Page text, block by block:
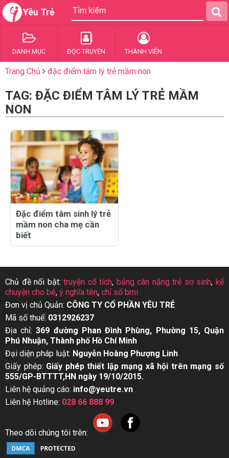
Yêu Trẻ
DANH MỤC ĐỌC TRUYỆN THÀNH VIÊN
Trang Chủ đặc điểm tâm lý trẻ mầm non
TAG: ĐẶC ĐIỂM TÂM LÝ TRẺ MẦM
NON
Đặc điểm tâm sinh lý trẻ
mầm non cha mẹ cần
biết
Chủ đề nổi bật:truyện cổ tích, bảng cân nặng trẻ sơ sinh,kể
chuyện cho bé, ý nghĩa tên, chỉ số bmi
Đơn vị chủ Quản: CÔNG TY CỔ PHẦN YÊU TRẺ
Mã số thuế: 0312926237
Địa chỉ:369 đường Phan Đình Phùng, Phường 15, Quận
Phú Nhuận, Thành phố Hồ Chí Minh
Đại diện pháp luật: Nguyễn Hoàng Phượng Linh
Giấy phép: Giấy phép thiết lập mạng xã hội trên mạng số
555/GP-BTTTT,HN ngày 19/10/2015.
Liên hệ quảng cáo: info@yeutre.vn
Liên hệ Hotline: 028 66 888 99
Theo dõi chúng tôi trên: